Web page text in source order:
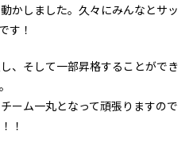
かしました。久々にみんなとサッ
す！
、そして一部昇格することができ
ーム一丸となって頑張りますので
！